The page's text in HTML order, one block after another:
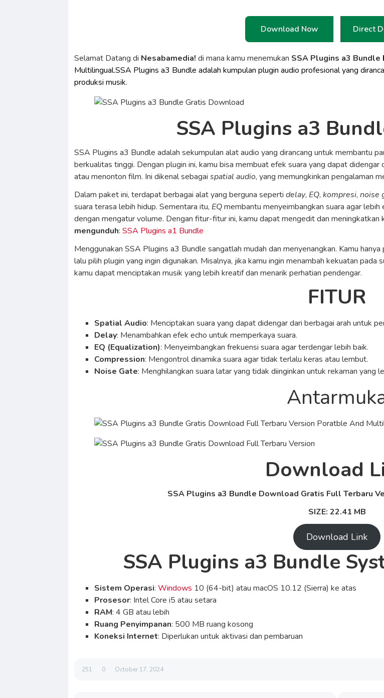
Download Now Direct
Selamat Datang di Nesabamedia!di mana kamu menemukan SSA Plugins a3 Bundle
Multilingual.SSA Plugins a3 Bundle adalah kumpulan plugin audio profesional yang
produksi musik.
SSA Plugins a3
SSA Plugins a3 Bundle adalah sekumpulan alat audio yang dirancang untuk membantu
berkualitas tinggi. Dengan plugin ini, kamu bisa membuat efek suara yang dapat
atau menonton film. Ini dikenal sebagaispatial audio, yang memungkinkan pengalaman
Dalam paket ini, terdapat berbagai alat yang berguna sepertidelay, EQ,kompresi,noise
suara terasa lebih hidup. Sementara itu, EQmembantu menyeimbangkan suara agar
dengan mengatur volume. Dengan fitur-fitur ini, kamu dapat mengedit dan meningkatkan
mengunduh:SSA Plugins a1 Bundle
Menggunakan SSA Plugins a3 Bundle sangatlah mudah dan menyenangkan. Kamu
lalu pilih plugin yang ingin digunakan. Misalnya, jika kamu ingin menambah kekuatan
kamu dapat menciptakan musik yang lebih kreatif dan menarik perhatian pendengar.
FITUR
Spatial Audio: Menciptakan suara yang dapat didengar dari berbagai arah untuk
Delay: Menambahkan efek echo untuk memperkaya suara.
EQ (Equalization): Menyeimbangkan frekuensi suara agar terdengar lebih baik.
Compression: Mengontrol dinamika suara agar tidak terlalu keras atau lembut.
Noise Gate: Menghilangkan suara latar yang tidak diinginkan untuk rekaman yang
Download
SSA Plugins a3 Bundle Download Gratis Full Terbaru
SIZE: 22.41 MB
Download Link
SSA Plugins a3 Bundle
Sistem Operasi:Windows 10 (64-bit) atau macOS 10.12 (Sierra) ke atas
Prosesor: Intel Core i5 atau setara
RAM: 4 GB atau lebih
Ruang Penyimpanan: 500 MB ruang kosong
Koneksi Internet: Diperlukan untuk aktivasi dan pembaruan
251 0 October 17, 2024